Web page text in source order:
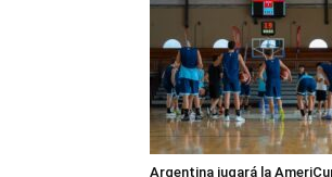
Argentina jugará la